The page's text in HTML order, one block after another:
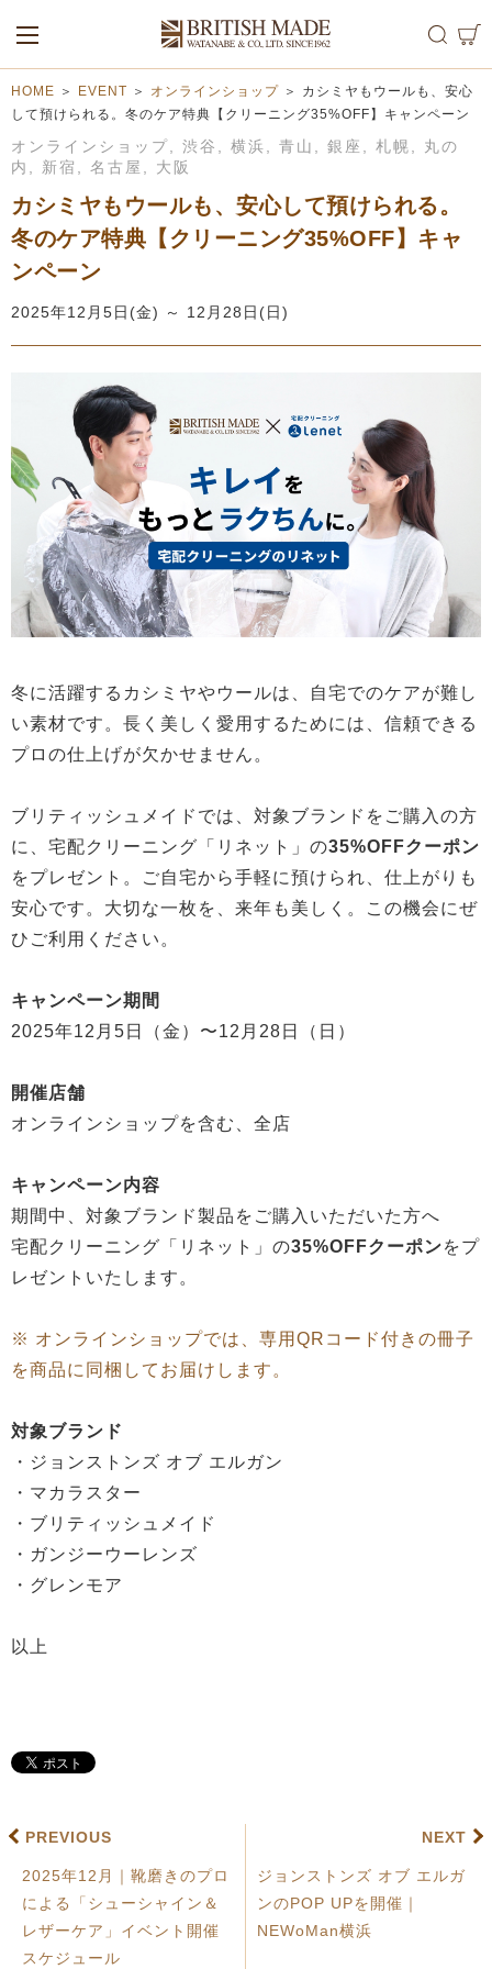
ALL MEN
WOMEN
HOME ＞ EVENT ＞ オンラインショップ ＞ カシミヤもウールも、安心
して預けられる。冬のケア特典【クリーニング35%OFF】キャンペーン
オンラインショップ 渋谷 横浜 青山 銀座 札幌
丸の
内
新宿 名古屋 大阪
カシミヤもウールも、安心して預けられる。
冬のケア特典【クリーニング35%OFF】キャ
ンペーン
2025年12月5日(金) ～ 12月28日(日)
冬に活躍するカシミヤやウールは、自宅でのケアが難し
い素材です。長く美しく愛用するためには、信頼できる
プロの仕上げが欠かせません。
ブリティッシュメイドでは、対象ブランドをご購入の方
に、宅配クリーニング「リネット」の35%OFFクーポン
をプレゼント。ご自宅から手軽に預けられ、仕上がりも
安心です。大切な一枚を、来年も美しく。この機会にぜ
ひご利用ください。
キャンペーン期間
2025年12月5日（金）〜12月28日（日）
開催店舗
オンラインショップを含む、全店
キャンペーン内容
期間中、対象ブランド製品をご購入いただいた方へ
宅配クリーニング「リネット」の35%OFFクーポンをプ
レゼントいたします。
※ オンラインショップでは、専用QRコード付きの冊子
を商品に同梱してお届けします。
対象ブランド
・ジョンストンズ オブ エルガン
・マカラスター
・ブリティッシュメイド
・ガンジーウーレンズ
・グレンモア
以上
PREVIOUS
2025年12月｜靴磨きのプロ
による「シューシャイン＆
レザーケア」イベント開催
スケジュール
NEXT
ジョンストンズ オブ エルガ
ンのPOP UPを開催｜
NEWoMan横浜